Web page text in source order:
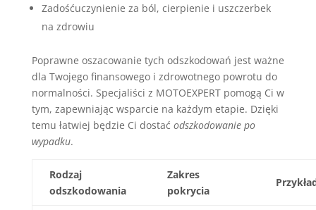
Zadośćuczynienie za ból, cierpienie i uszczerbek
na zdrowiu
Poprawne oszacowanie tych odszkodowań jest ważne
dla Twojego finansowego i zdrowotnego powrotu do
normalności. Specjaliści z MOTOEXPERT pomogą Ci w
tym, zapewniając wsparcie na każdym etapie. Dzięki
temu łatwiej będzie Ci dostać odszkodowanie po
wypadku.
Rodzaj
odszkodowania
Zakres
pokrycia